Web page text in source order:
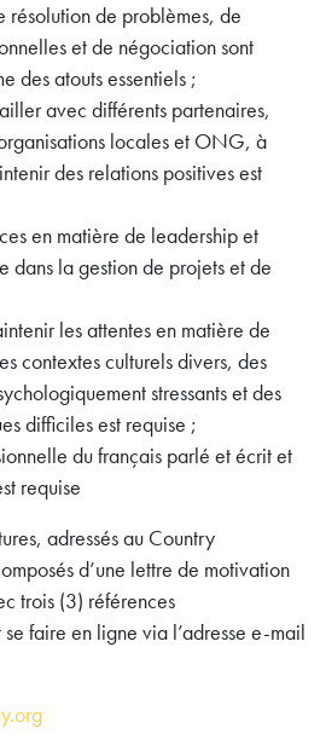
résolution de problèmes, de
et de négociation sont
des atouts essentiels ;
avec différents partenaires,
locales et ONG, à
des relations positives est
en matière de leadership et
dans la gestion de projets et de
les attentes en matière de
contextes culturels divers, des
stressants et des
difficiles est requise ;
du français parlé et écrit et
requise
adressés au Country
d’une lettre de motivation
trois (3) références
faire en ligne via l’adresse e-mail